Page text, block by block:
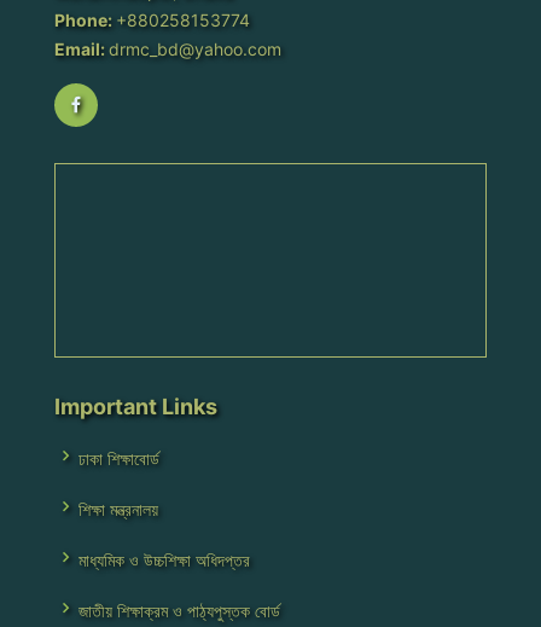
Phone: +880258153774
Email: drmc_bd@yahoo.com
Important Links
ঢাকা শিক্ষাবোর্ড
শিক্ষা মন্ত্রনালয়
মাধ্যমিক ও উচ্চশিক্ষা অধিদপ্তর
জাতীয় শিক্ষাক্রম ও পাঠ্যপুস্তক বোর্ড